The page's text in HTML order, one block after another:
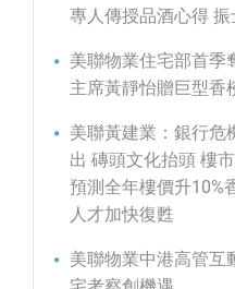
專人傳授品酒心得
美聯物業住宅部首季
主席黃靜怡贈巨型香
美聯黃建業：銀行危
出 磚頭文化抬頭 樓
預測全年樓價升10%
人才加快復甦
美聯物業中港高管互